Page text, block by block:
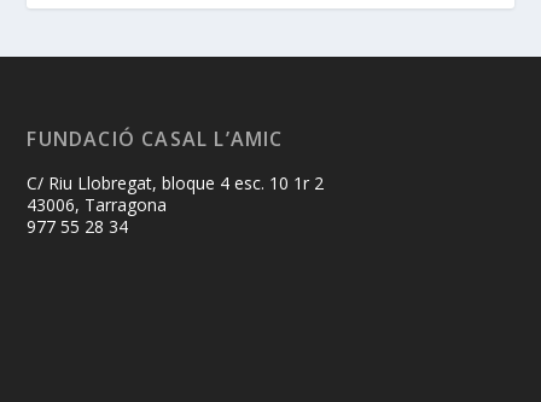
FUNDACIÓ CASAL L’AMIC
C/ Riu Llobregat, bloque 4 esc. 10 1r 2
43006, Tarragona
977 55 28 34